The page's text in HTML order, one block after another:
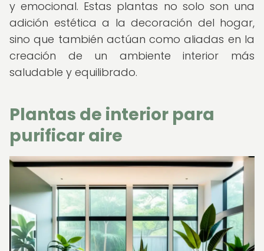
y emocional. Estas plantas no solo son una
adición estética a la decoración del hogar,
sino que también actúan como aliadas en la
creación de un ambiente interior más
saludable y equilibrado.
Plantas de interior para
purificar aire